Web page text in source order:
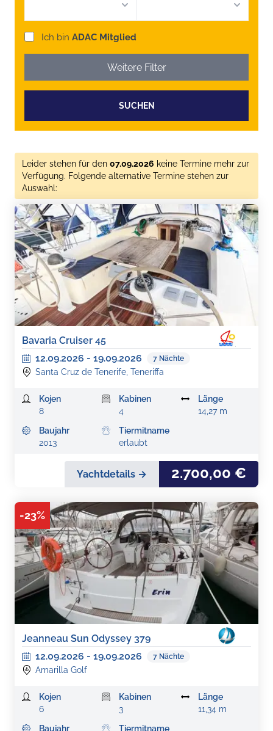
Ich bin ADAC Mitglied
Weitere Filter
SUCHEN
Leider stehen für den 07.09.2026 keine Termine mehr zur
Verfügung. Folgende alternative Termine stehen zur
Auswahl:
Bavaria Cruiser 45
12.09.2026 - 19.09.2026 7 Nächte
Santa Cruz de Tenerife, Teneriffa
Kojen
8
Kabinen
4
Länge
14,27 m
Baujahr
2013
Tiermitname
erlaubt
Yachtdetails → 2.700,00 €
-23%
Jeanneau Sun Odyssey 379
12.09.2026 - 19.09.2026 7 Nächte
Amarilla Golf
Kojen
6
Kabinen
3
Länge
11,34 m
Baujahr
Tiermitname